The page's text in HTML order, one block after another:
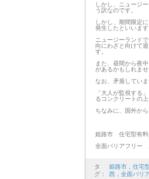
しかし、ニュージ
う訳なのです。
しかし、期間限定
発生したといいます
ニュージーランド
向にわざと向けて
す。
また、昼間から夜
があるかもしれませ
なお、矛盾してい
「大人が監視する
るコンクリートの
ちなみに、国外か
姫路市 住宅型有
全面バリアフリー
タ
グ：
姫路市，住宅
西，全面バリ